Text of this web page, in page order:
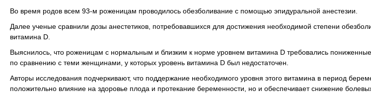
Во время родов всем 93-м роженицам проводилось обезболивание с помощью эпидуральной анестезии.
Далее ученые сравнили дозы анестетиков, потребовавшихся для достижения необходимой степени
витамина D.
Выяснилось, что роженицам с нормальным и близким к норме уровнем витамина D требовались
по сравнению с теми женщинами, у которых уровень витамина D был недостаточен.
Авторы исследования подчеркивают, что поддержание необходимого уровня этого витамина в период
положительно влияние на здоровье плода и протекание беременности, но и обеспечивает снижение